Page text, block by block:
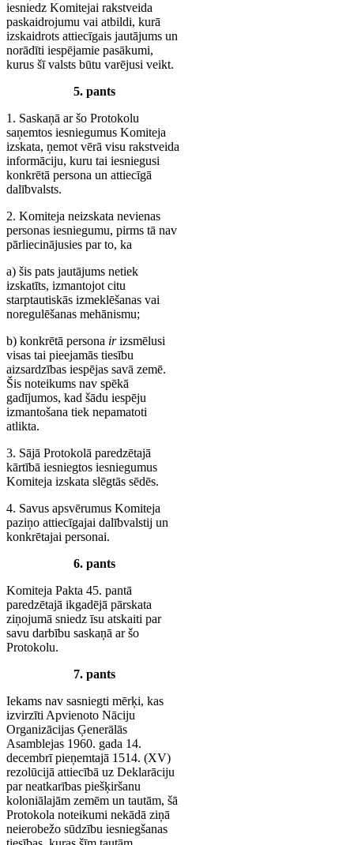
iesniedz Komitejai rakstveida
paskaidrojumu vai atbildi, kurā
izskaidrots attiecīgais jautājums un
norādīti iespējamie pasākumi,
kurus šī valsts būtu varējusi veikt.
5. pants
1. Saskaņā ar šo Protokolu
saņemtos iesniegumus Komiteja
izskata, ņemot vērā visu rakstveida
informāciju, kuru tai iesniegusi
konkrētā persona un attiecīgā
dalībvalsts.
2. Komiteja neizskata nevienas
personas iesniegumu, pirms tā nav
pārliecinājusies par to, ka
a) šis pats jautājums netiek
izskatīts, izmantojot citu
starptautiskās izmeklēšanas vai
noregulēšanas mehānismu;
b) konkrētā persona irizsmēlusi
visas tai pieejamās tiesību
aizsardzības iespējas savā zemē.
Šis noteikums nav spēkā
gadījumos, kad šādu iespēju
izmantošana tiek nepamatoti
atlikta.
3. Sājā Protokolā paredzētajā
kārtībā iesniegtos iesniegumus
Komiteja izskata slēgtās sēdēs.
4. Savus apsvērumus Komiteja
paziņo attiecīgajai dalībvalstij un
konkrētajai personai.
6. pants
Komiteja Pakta 45. pantā
paredzētajā ikgadējā pārskata
ziņojumā sniedz īsu atskaiti par
savu darbību saskaņā ar šo
Protokolu.
7. pants
Iekams nav sasniegti mērķi, kas
izvirzīti Apvienoto Nāciju
Organizācijas Ģenerālās
Asamblejas 1960. gada 14.
decembrī pieņemtajā 1514. (XV)
rezolūcijā attiecībā uz Deklarāciju
par neatkarības piešķiršanu
koloniālajām zemēm un tautām, šā
Protokola noteikumi nekādā ziņā
neierobežo sūdzību iesniegšanas